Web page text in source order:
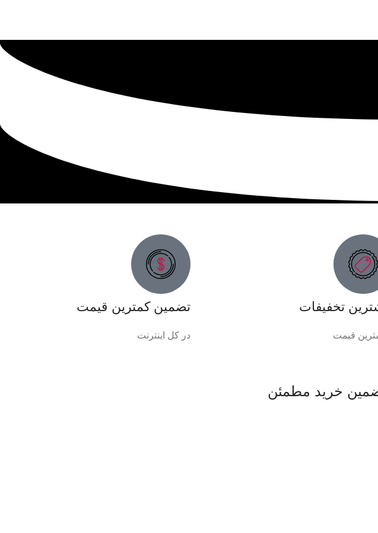
تخفیفات
قیمت
تضمین کمترین قیمت
در کل اینترنت
خرید مطمئن